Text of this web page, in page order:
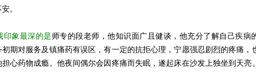
。
印象最深的是师专的段老师，他知识面广且健谈，他充分了解自己疾病
初期对服务及镇痛药有误区，有一定的抗拒心理，宁愿强忍剧烈的疼痛，
担心药物成瘾。他夜间偶尔会因疼痛而失眠，遂起床在沙发上独坐到天亮